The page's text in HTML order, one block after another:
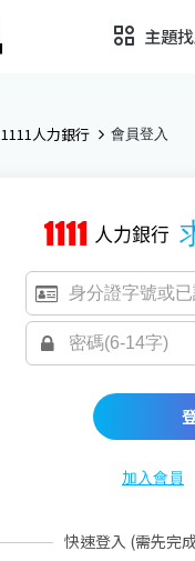
主題
1111人力銀行 會員登入
加入會員
快速登入 (需先完